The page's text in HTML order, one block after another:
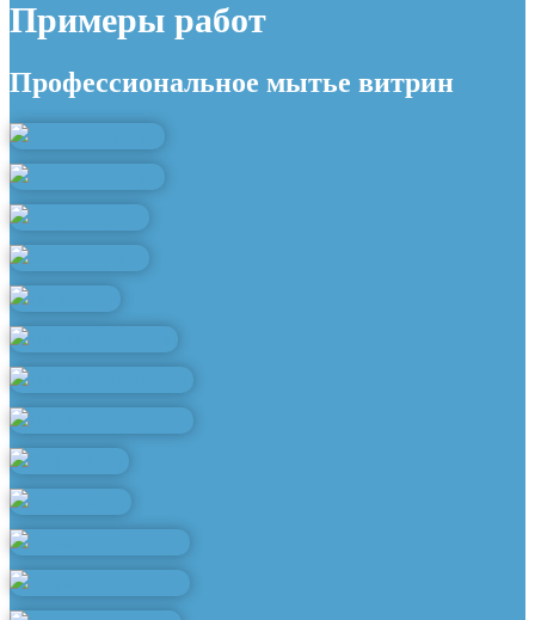
Примеры работ
Профессиональное мытье витрин